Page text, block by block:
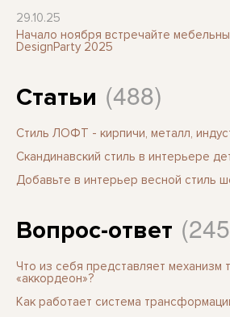
29.10.25
Начало ноября встречайте
DesignParty 2025
Статьи (488)
Стиль ЛОФТ - кирпичи, металл,
Скандинавский стиль в интерьере
Добавьте в интерьер весной стиль
Вопрос-ответ
Что из себя представляет механизм
«аккордеон»?
Как работает система